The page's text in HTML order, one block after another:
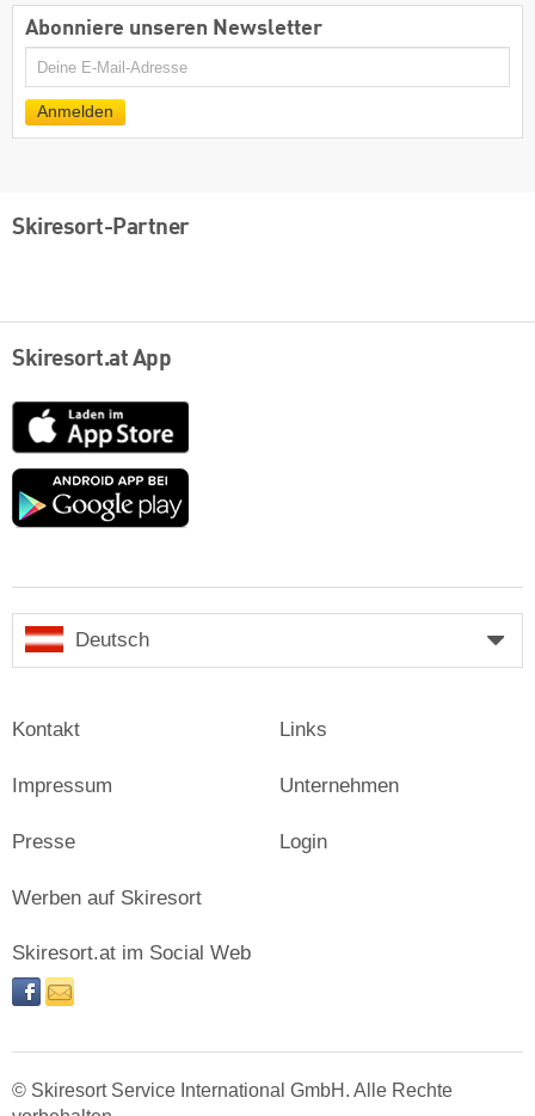
Abonniere unseren Newsletter
E-
Anmelden
Skiresort-Partner
Skiresort.at App
App
Store
Google
Deutsch
Kontakt
Impressum
Presse
Links
Unternehmen
Login
Werben auf Skiresort
Skiresort.at im Social Web
facebooknewsletter
© Skiresort Service International GmbH. Alle Rechte